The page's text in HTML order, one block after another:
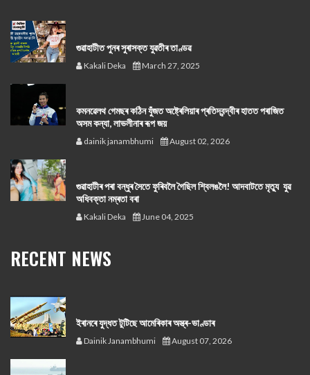
গুৱাহাটীত পুনৰ সুৰাসক্ত যুৱতীৰ তাণ্ডৱ
Kakali Deka March 27, 2025
কমনৱেলথ গেমছৰ কঠিন যুঁজত অষ্ট্ৰেলিয়াৰ প্ৰতিদ্বন্দ্বীৰ হাতত পৰাজিত
অসম কন্যা, লাভলীনাৰ ৰূপ জয়
dainik janambhumi August 02, 2026
গুৱাহাটীৰ পৰা বন্ধুৰ সৈতে ফুৰিবলৈ গৈছিল শ্বিলঙলৈ! আদবাটতে মৃত্যু যুৱ
অধিবক্তা নম্ৰতা বৰা
Kakali Deka June 04, 2025
RECENT NEWS
ইৰানৰে যুদ্ধত টুটিছে আমেৰিকাৰ অস্ত্ৰ-ভাণ্ডাৰ
Dainik Janambhumi August 07, 2026